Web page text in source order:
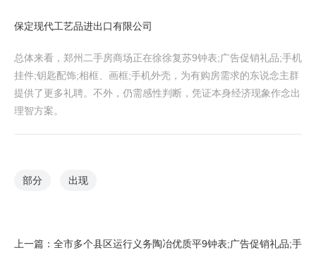
保定现代工艺品进出口有限公司
总体来看，郑州二手房商场正在徐徐复苏9钟表;广告促销礼品;手机
挂件;钥匙配饰;相框、画框;手机外壳，为有购房需求的东说念主群
提供了更多礼聘。不外，仍需感性判断，凭证本身经济现象作念出
理智方案。
部分 出现
上一篇： 全市多个县区运行义务陶冶优质平9钟表;广告促销礼品;手